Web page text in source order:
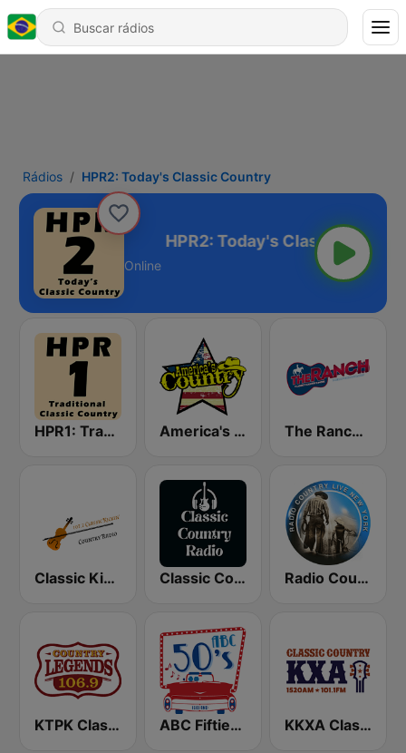
Rádios HPR2: Today's Classic Country
Country
Online
HPR1: Traditional Classic Country America's Country The Ranch - Classic Country
Classic Kickin' Country Radio Classic Country Radio Radio Country Live
KTPK Classic Country 106.9 ABC Fifties (50's) KKXA Classic Country 1520